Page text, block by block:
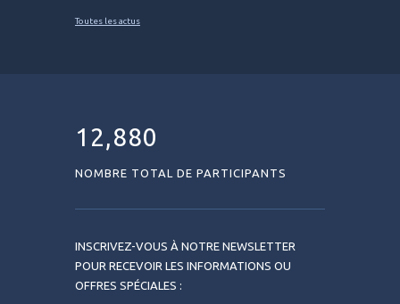
Toutes les actus
12,880
NOMBRE TOTAL DE PARTICIPANTS
INSCRIVEZ-VOUS À NOTRE NEWSLETTER
POUR RECEVOIR LES INFORMATIONS OU
OFFRES SPÉCIALES :